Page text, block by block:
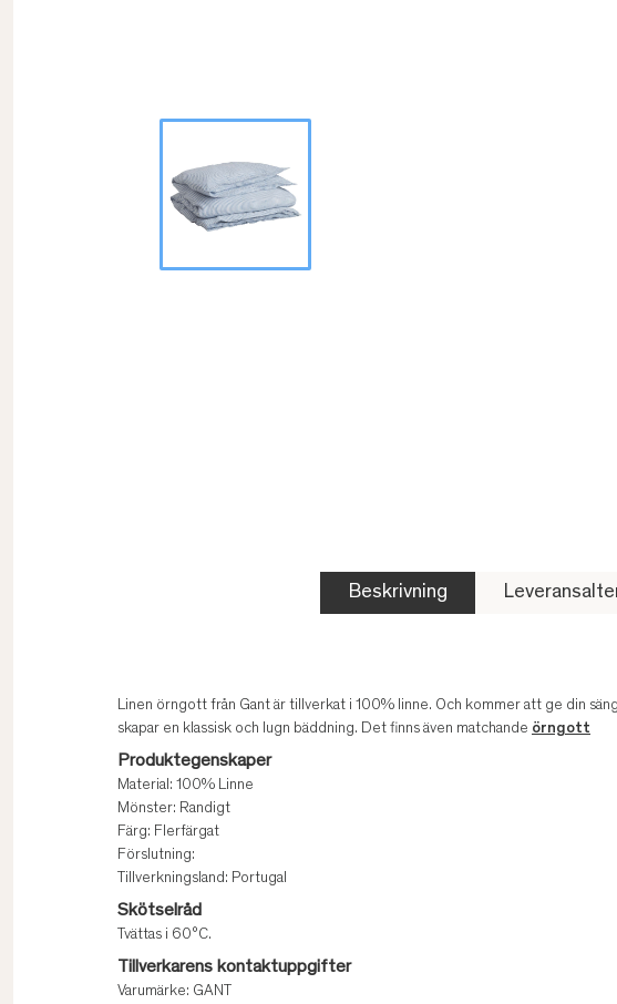
Beskrivning
Linen örngott från Gant är tillverkat i 100% linne. Och kommer att ge din
skapar en klassisk och lugn bäddning. Det finns även matchande örngott
Produktegenskaper
Material: 100% Linne
Mönster: Randigt
Färg: Flerfärgat
Förslutning:
Tillverkningsland: Portugal
Skötselråd
Tvättas i 60°C.
Tillverkarens kontaktuppgifter
Varumärke: GANT